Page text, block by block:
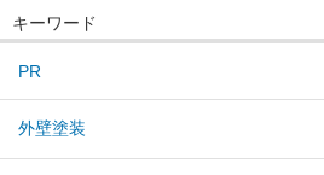
キーワード
PR
外壁塗装